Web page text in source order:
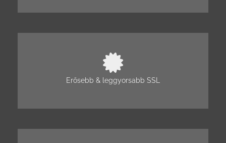
Erősebb & leggyorsabb SSL